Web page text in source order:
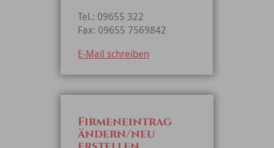
Tel.: 09655 322
Fax: 09655 7569842
E-Mail schreiben
Firmeneintrag
ändern/neu